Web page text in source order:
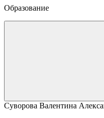
Образование
Суворова Валентина